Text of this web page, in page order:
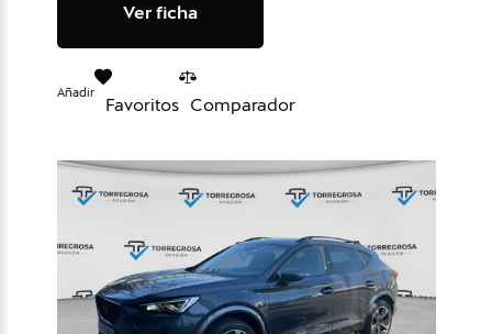
Ver ficha
Añadir
Favoritos Comparador